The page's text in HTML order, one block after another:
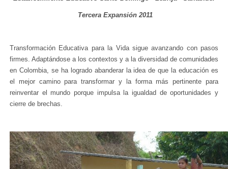
Tercera Expansión 2011
Transformación Educativa para la Vida sigue avanzando con pasos
firmes. Adaptándose a los contextos y a la diversidad de comunidades
en Colombia, se ha logrado abanderar la idea de que la educación es
el mejor camino para transformar y la forma más pertinente para
reinventar el mundo porque impulsa la igualdad de oportunidades y
cierre de brechas.